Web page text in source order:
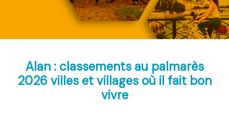
Alan : classements au palmarès
2026 villes et villages où il fait bon
vivre